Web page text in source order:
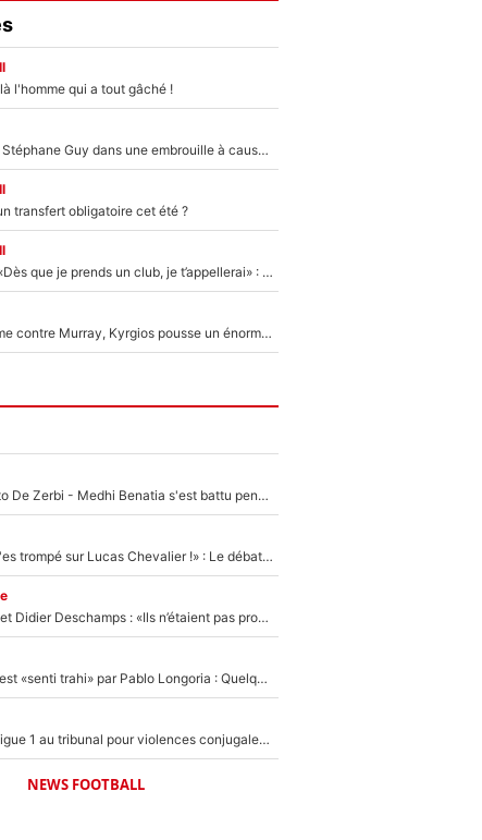
l'homme qui a tout gâché !
«Détester à vie», Stéphane Guy dans une embrouille à cause du PSG !
transfert obligatoire cet été ?
Mercato - OM - «Dès que je prends un club, je t’appellerai» : La promesse de Marcelino au moment de claquer la porte
Victime de racisme contre Murray, Kyrgios pousse un énorme coup de gueule !
Départ de Roberto De Zerbi - Medhi Benatia s'est battu pendant six mois pour le retenir à l'OM, le PSG a été le naufrage de trop : «Je pars avec toi»
«Admets que tu t'es trompé sur Lucas Chevalier !» : Le débat sur le gardien du PSG vire au clash à l'After Foot
Zinédine Zidane et Didier Deschamps : «Ils n’étaient pas proches», les confidences d’un membre de l’équipe de France 1998 sur leur relation spéciale
Medhi Benatia s'est «senti trahi» par Pablo Longoria : Quelques semaines après son départ, l'ancien directeur de football de l'OM règle ses comptes
Des terrains de Ligue 1 au tribunal pour violences conjugales : Un arbitre français encourt une peine de 18 mois de prison !
NEWS FOOTBALL